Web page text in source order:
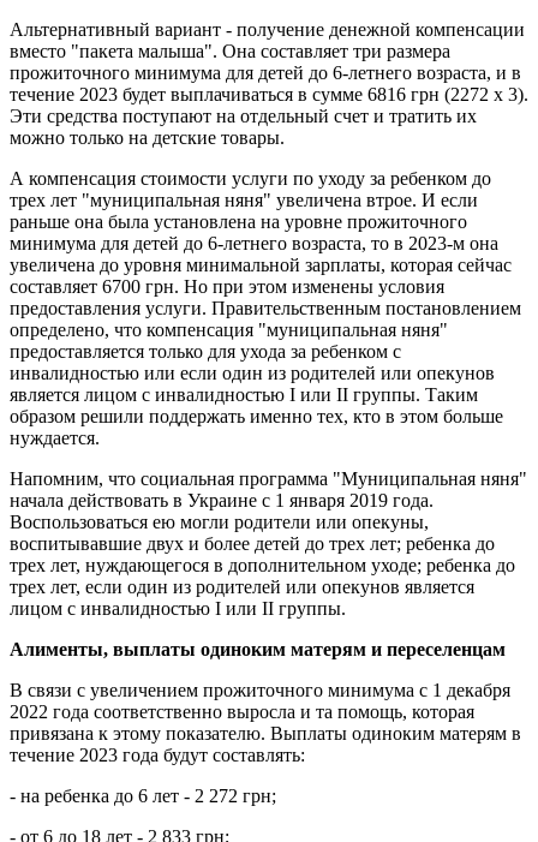
Альтернативный вариант - получение денежной компенсации
вместо "пакета малыша". Она составляет три размера
прожиточного минимума для детей до 6-летнего возраста, и в
течение 2023 будет выплачиваться в сумме 6816 грн (2272 х 3).
Эти средства поступают на отдельный счет и тратить их
можно только на детские товары.
А компенсация стоимости услуги по уходу за ребенком до
трех лет "муниципальная няня" увеличена втрое. И если
раньше она была установлена на уровне прожиточного
минимума для детей до 6-летнего возраста, то в 2023-м она
увеличена до уровня минимальной зарплаты, которая сейчас
составляет 6700 грн. Но при этом изменены условия
предоставления услуги. Правительственным постановлением
определено, что компенсация "муниципальная няня"
предоставляется только для ухода за ребенком с
инвалидностью или если один из родителей или опекунов
является лицом с инвалидностью I или II группы. Таким
образом решили поддержать именно тех, кто в этом больше
нуждается.
Напомним, что социальная программа "Муниципальная няня"
начала действовать в Украине с 1 января 2019 года.
Воспользоваться ею могли родители или опекуны,
воспитывавшие двух и более детей до трех лет; ребенка до
трех лет, нуждающегося в дополнительном уходе; ребенка до
трех лет, если один из родителей или опекунов является
лицом с инвалидностью I или II группы.
Алименты, выплаты одиноким матерям и переселенцам
В связи с увеличением прожиточного минимума с 1 декабря
2022 года соответственно выросла и та помощь, которая
привязана к этому показателю. Выплаты одиноким матерям в
течение 2023 года будут составлять:
- на ребенка до 6 лет - 2 272 грн;
- от 6 до 18 лет - 2 833 грн;